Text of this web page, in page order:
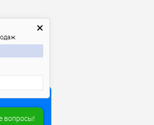
Cookie и
вопросы!